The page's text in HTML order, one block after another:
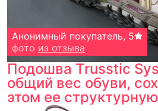
Анонимный покупатель, 5
фото из отзыва
Подошва Trusstic
общий вес обуви,
этом ее